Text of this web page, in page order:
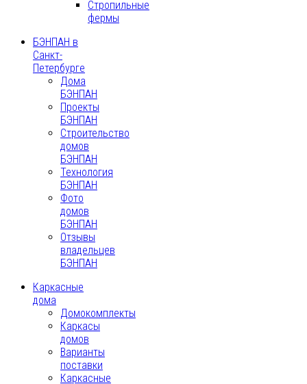
Стропильные
фермы
БЭНПАН в
Санкт-
Петербурге
Дома
БЭНПАН
Проекты
БЭНПАН
Строительство
домов
БЭНПАН
Технология
БЭНПАН
Фото
домов
БЭНПАН
Отзывы
владельцев
БЭНПАН
Каркасные
дома
Домокомплекты
Каркасы
домов
Варианты
поставки
Каркасные